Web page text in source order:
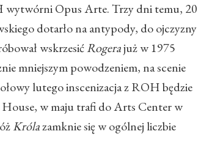
wytwórni Opus Arte. Trzy dni temu, 20
dotarło na antypody, do ojczyzny
wskrzesićRogerajuż w 1975
mniejszym powodzeniem, na scenie
lutego inscenizacja z ROH będzie
House, w maju trafi do Arts Center w
Królazamknie się w ogólnej liczbie